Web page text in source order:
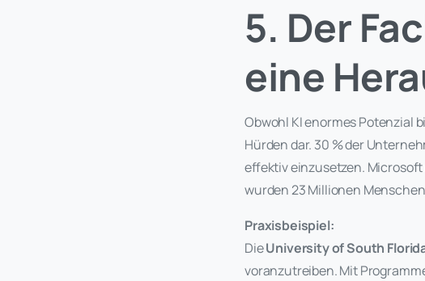
5. Der
eine
Obwohl KI enormes Potenzial
Hürden dar. 30 % der
effektiv einzusetzen.
wurden 23 Millionen
Praxisbeispiel:
DieUniversity of South
voranzutreiben. Mit